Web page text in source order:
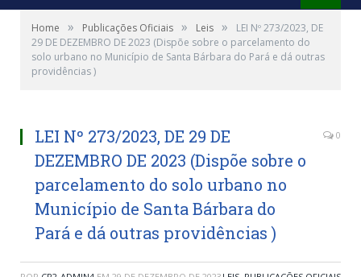
Home » Publicações Oficiais » Leis »
LEI Nº 273/2023, DE
29 DE DEZEMBRO DE 2023 (Dispõe sobre o parcelamento do
solo urbano no Município de Santa Bárbara do Pará e dá outras
providências )
LEI Nº 273/2023, DE 29 DE
DEZEMBRO DE 2023 (Dispõe sobre o
parcelamento do solo urbano no
Município de Santa Bárbara do
Pará e dá outras providências )
0